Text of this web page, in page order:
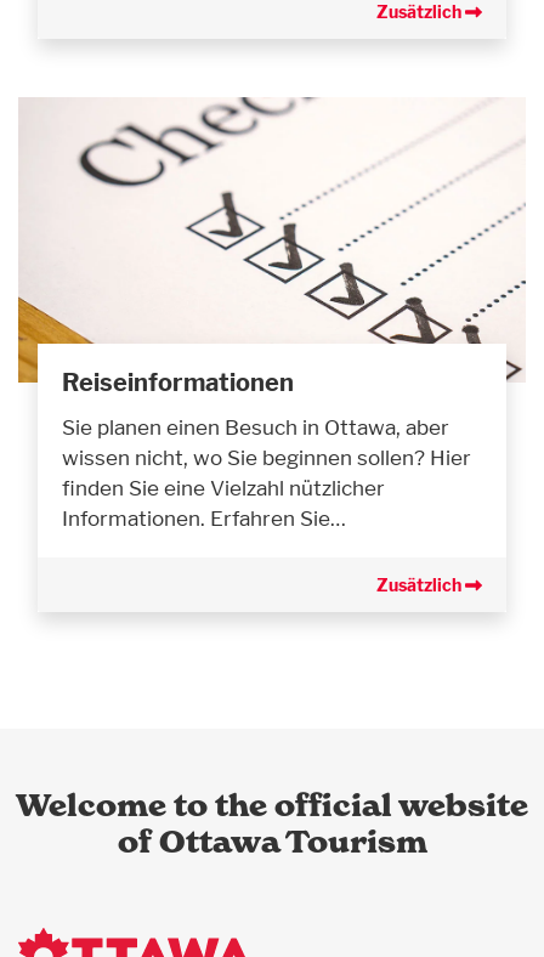
Zusätzlich
Reiseinformationen
Sie planen einen Besuch in Ottawa, aber
wissen nicht, wo Sie beginnen sollen? Hier
finden Sie eine Vielzahl nützlicher
Informationen. Erfahren Sie…
Zusätzlich
Welcome to the official website
of Ottawa Tourism